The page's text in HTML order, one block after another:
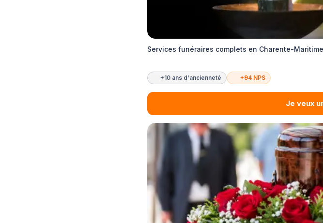
Services funéraires complets en Charente-Maritime
+10 ans d'ancienneté +94 NPS
Je veux